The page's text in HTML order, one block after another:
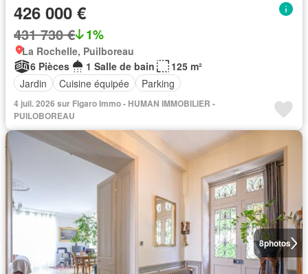
426 000 €
431 730 € 1%
La Rochelle, Puilboreau
6 Pièces
1 Salle de bain
125 m²
Jardin
Cuisine équipée Parking
4 juil. 2026 sur Figaro Immo - HUMAN IMMOBILIER -
PUILOBOREAU
8photos